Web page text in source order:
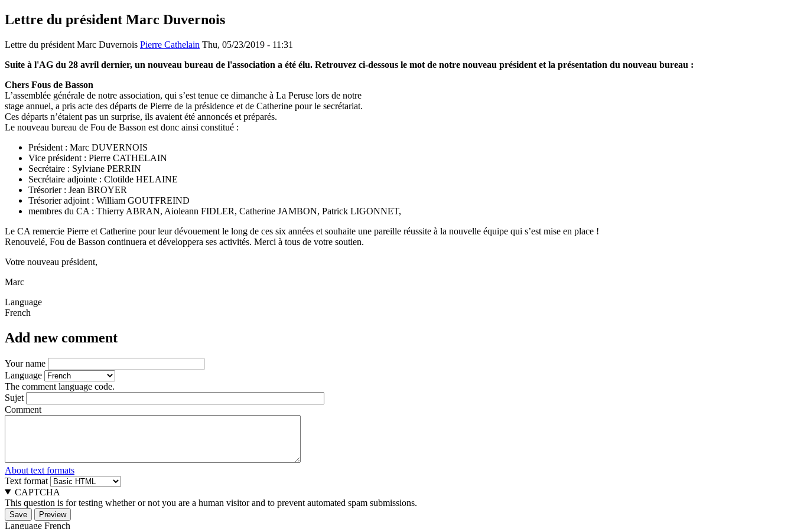
Lettre du président Marc Duvernois
Lettre du président Marc Duvernois Pierre Cathelain Thu, 05/23/2019 - 11:31
Suite à l'AG du 28 avril dernier, un nouveau bureau de l'association a été élu. Retrouvez ci-dessous le mot de notre nouveau président et la présentation du nouveau bureau :
Chers Fous de Basson
L’assemblée générale de notre association, qui s’est tenue ce dimanche à La Peruse lors de notre
stage annuel, a pris acte des départs de Pierre de la présidence et de Catherine pour le secrétariat.
Ces départs n’étaient pas un surprise, ils avaient été annoncés et préparés.
Le nouveau bureau de Fou de Basson est donc ainsi constitué :
Président : Marc DUVERNOIS
Vice président : Pierre CATHELAIN
Secrétaire : Sylviane PERRIN
Secrétaire adjointe : Clotilde HELAINE
Trésorier : Jean BROYER
Trésorier adjoint : William GOUTFREIND
membres du CA : Thierry ABRAN, Aioleann FIDLER, Catherine JAMBON, Patrick LIGONNET,
Le CA remercie Pierre et Catherine pour leur dévouement le long de ces six années et souhaite une pareille réussite à la nouvelle équipe qui s’est mise en place !
Renouvelé, Fou de Basson continuera et développera ses activités. Merci à tous de votre soutien.
Votre nouveau président,
Marc
Language
French
Add new comment
Your name
Language
The comment language code.
Sujet
Comment
About text formats
Text format
CAPTCHA
This question is for testing whether or not you are a human visitor and to prevent automated spam submissions.
Language French